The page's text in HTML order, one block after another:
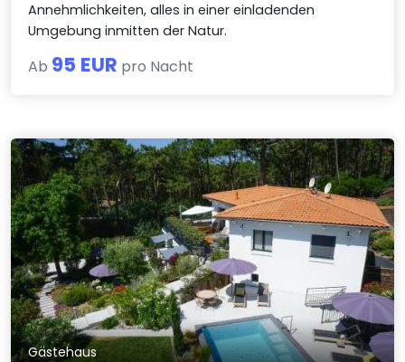
Annehmlichkeiten, alles in einer einladenden
Umgebung inmitten der Natur.
Ab 95 EUR pro Nacht
Gästehaus